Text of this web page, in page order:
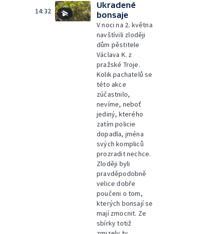
14:32
Ukradené
bonsaje
V noci na 2. května
navštívili zloději
dům pěstitele
Václava K. z
pražské Troje.
Kolik pachatelů se
této akce
zúčastnilo,
nevíme, neboť
jediný, kterého
zatím policie
dopadla, jména
svých kompliců
prozradit nechce.
Zloději byli
pravděpodobně
velice dobře
poučeni o tom,
kterých bonsají se
mají zmocnit. Ze
sbírky totiž